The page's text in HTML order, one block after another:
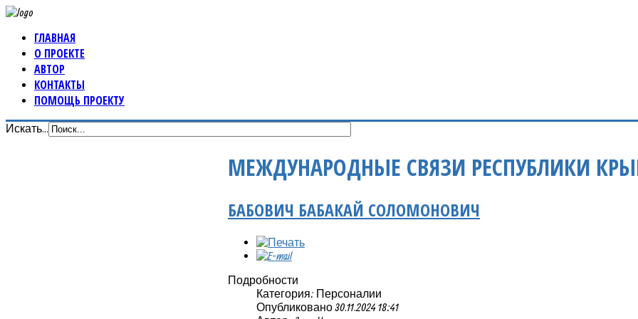
ГЛАВНАЯ
О ПРОЕКТЕ
АВТОР
КОНТАКТЫ
ПОМОЩЬ ПРОЕКТУ
Искать...
МЕЖДУНАРОДНЫЕ СВЯЗИ РЕСПУБЛИКИ
БАБОВИЧ БАБАКАЙ СОЛОМОНОВИЧ
Подробности
Категория: Персоналии
Опубликовано 30.11.2024 18:41